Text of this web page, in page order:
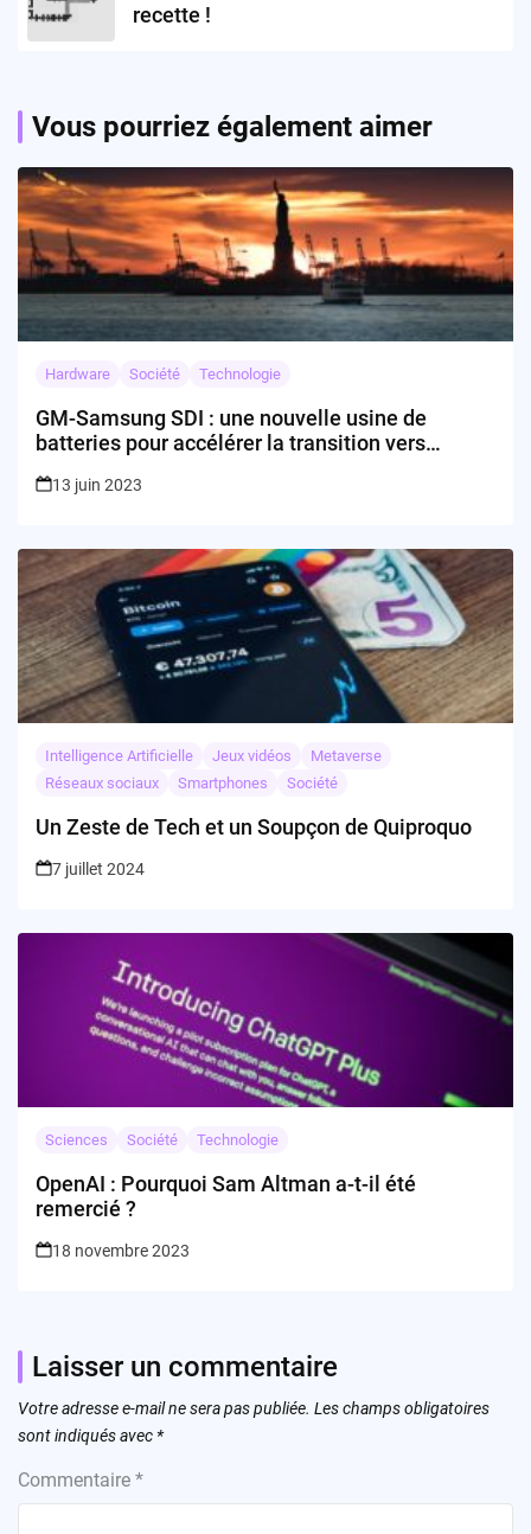
recette !
Vous pourriez également aimer
Hardware Société Technologie
GM-Samsung SDI : une nouvelle usine de
batteries pour accélérer la transition vers
13 juin 2023
Intelligence Artificielle Jeux vidéos
Metaverse
Réseaux sociaux
Smartphones Société
Un Zeste de Tech et un Soupçon de Quiproquo
7 juillet 2024
Sciences Société Technologie
OpenAI : Pourquoi Sam Altman a-t-il été
remercié ?
18 novembre 2023
Laisser un commentaire
Votre adresse e-mail ne sera pas publiée. Les champs obligatoires
sont indiqués avec *
Commentaire *